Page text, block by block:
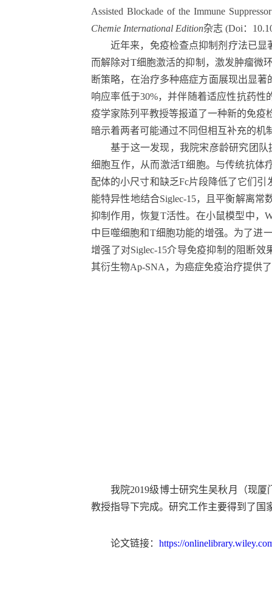
Assisted Blockade of the Immune
Chemie International Edition杂志 (Doi ：
近年来，免疫检查点抑制剂疗法已
而解除对T细胞激活的抑制，激发肿瘤微
断策略，在治疗多种癌症方面展现出显
响应率低于30%，并伴随着适应性抗药性
疫学家陈列平教授等报道了一种新的免疫
暗示着两者可能通过不同但相互补充的机
基于这一发现，我院宋彦龄研究团
细胞互作，从而激活T细胞。与传统抗体
配体的小尺寸和缺乏Fc片段降低了它们引
能特异性地结合Siglec-15，且平衡解离常
抑制作用，恢复T活性。在小鼠模型中，
中巨噬细胞和T细胞功能的增强。为了进
增强了对Siglec-1 5介导免疫抑制的阻断效
其衍生物Ap-SNA ，为癌症免疫治疗提供
我院2019级博士研究生吴秋月（现厦
教授指导下完成。研究工作主要得到了国
论文链接： https://